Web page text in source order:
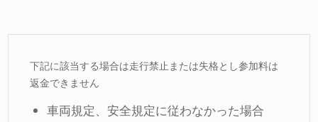
下記に該当する場合は走行禁止または失格とし参加料は
返金できません
車両規定、安全規定に従わなかった場合